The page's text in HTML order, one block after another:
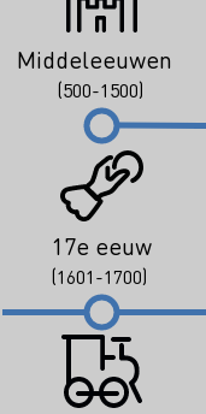
Middeleeuwen
(500-1500)
17e eeuw
(1601-1700)